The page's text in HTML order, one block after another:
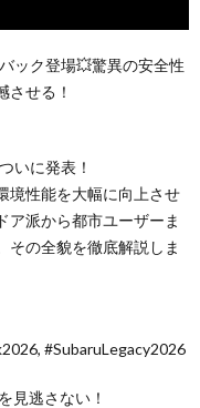
ック登場💥驚異の安全性
させる！
いに発表！
境性能を大幅に向上させ
ア派から都市ユーザーま
その全貌を徹底解説しま
#SubaruLegacy2026
見逃さない！